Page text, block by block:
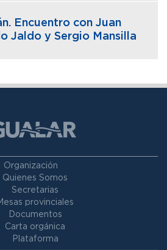
Encuentro con Juan
Jaldo y Sergio Mansilla
Organización
Quienes Somos
Secretarias
provinciales
Documentos
Carta orgánica
Plataforma